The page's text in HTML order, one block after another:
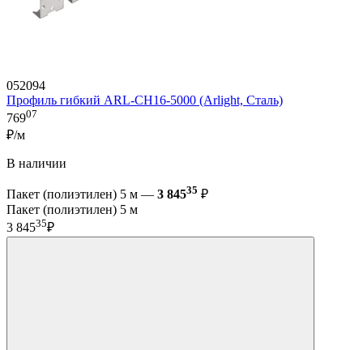
052094
Профиль гибкий ARL-CH16-5000 (Arlight, Сталь)
76907
₽/м
В наличии
Пакет (полиэтилен) 5 м — 3 84535 ₽
Пакет (полиэтилен) 5 м
3 84535₽